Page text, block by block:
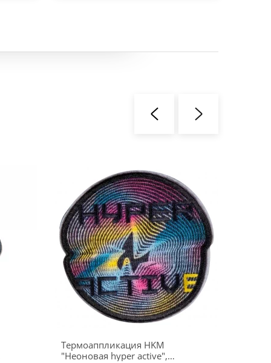
Термоаппликация HKM
"Неоновая hyper active",